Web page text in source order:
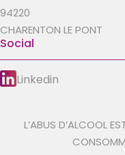
94220
CHARENTON LE PONT
Social
Linkedin
L’ABUS D’ALCOOL